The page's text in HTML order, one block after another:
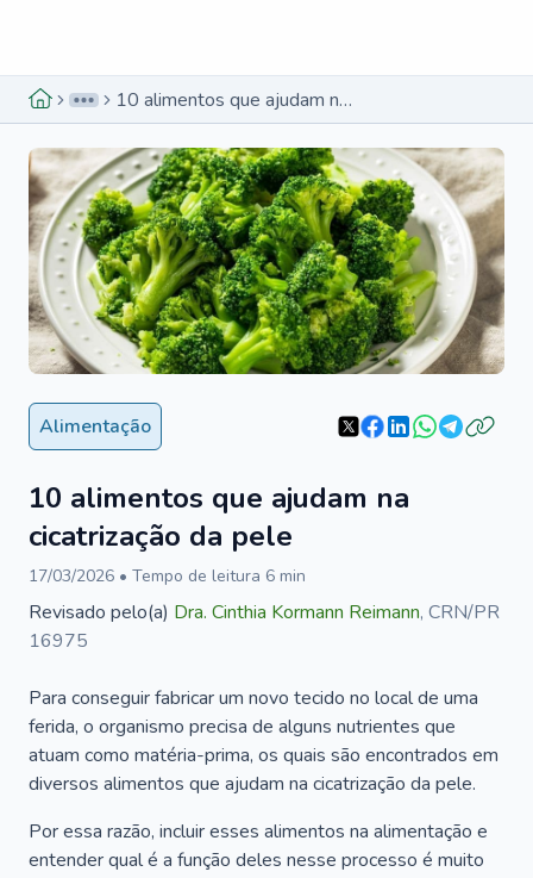
10 alimentos que ajudam na cicatrização da pele
Alimentação
10 alimentos que ajudam na
cicatrização da pele
17/03/2026 • Tempo de leitura 6 min
Revisado pelo(a) Dra. Cinthia Kormann Reimann, CRN/PR
16975
Para conseguir fabricar um novo tecido no local de uma
ferida, o organismo precisa de alguns nutrientes que
atuam como matéria-prima, os quais são encontrados em
diversos alimentos que ajudam na cicatrização da pele.
Por essa razão, incluir esses alimentos na alimentação e
entender qual é a função deles nesse processo é muito